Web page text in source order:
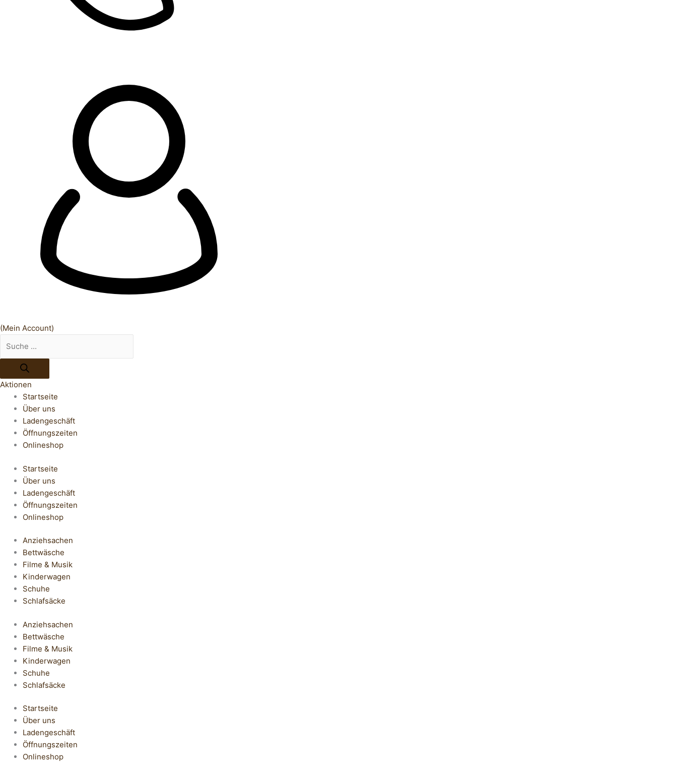
(Mein Account)
Aktionen
Startseite
Über uns
Ladengeschäft
Öffnungszeiten
Onlineshop
Startseite
Über uns
Ladengeschäft
Öffnungszeiten
Onlineshop
Anziehsachen
Bettwäsche
Filme & Musik
Kinderwagen
Schuhe
Schlafsäcke
Anziehsachen
Bettwäsche
Filme & Musik
Kinderwagen
Schuhe
Schlafsäcke
Startseite
Über uns
Ladengeschäft
Öffnungszeiten
Onlineshop